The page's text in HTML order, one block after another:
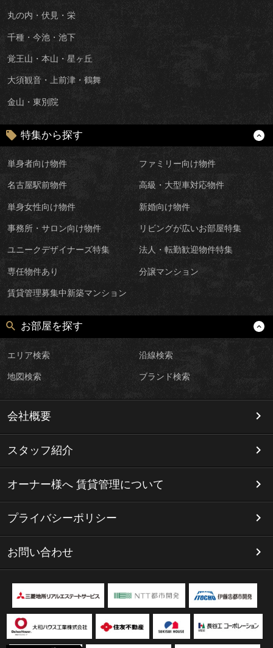
丸の内・伏見・栄
千種・今池・池下
覚王山・本山・星ヶ丘
大須観音・上前津・鶴舞
金山・東別院
特集から探す
単身者向け物件 ファミリー向け物件
名古屋駅前物件 高級・大型車対応物件
単身女性向け物件 新婚向け物件
事務所・サロン向け物件 リビングが広いお部屋特集
ユニークデザイナーズ特集 法人・転勤歓迎物件特集
専任物件あり 分譲マンション
賃貸管理募集中新築マンション
お部屋を探す
エリア検索 沿線検索
地図検索 ブランド検索
会社概要
スタッフ紹介
オーナー様へ 賃貸管理について
プライバシーポリシー
お問い合わせ